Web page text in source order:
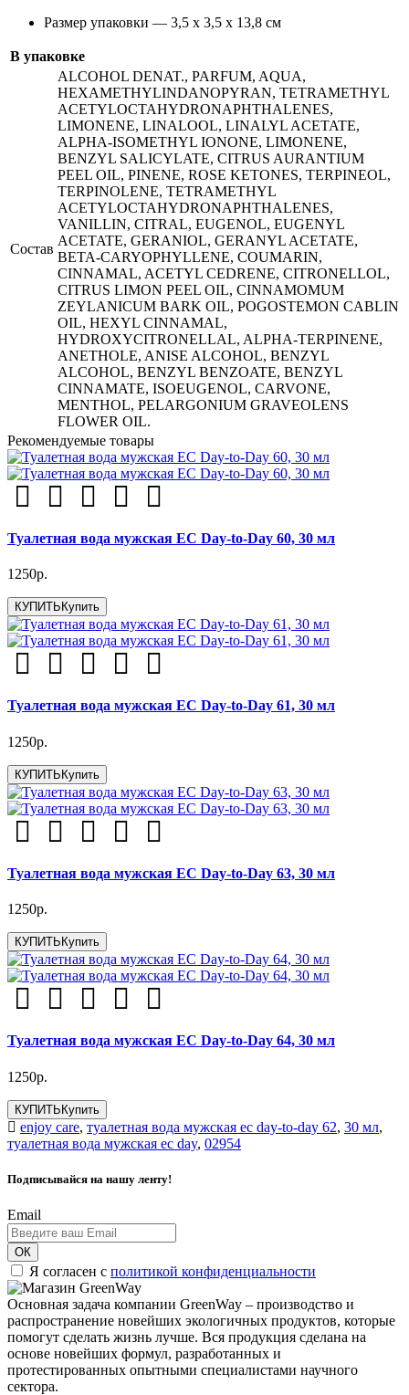
Размер упаковки — 3,5 х 3,5 х 13,8 см
В упаковке
Состав
ALCOHOL DENAT., PARFUM, AQUA,
HEXAMETHYLINDANOPYRAN, TETRAMETHYL
ACETYLOCTAHYDRONAPHTHALENES,
LIMONENE, LINALOOL, LINALYL ACETATE,
ALPHA-ISOMETHYL IONONE, LIMONENE,
BENZYL SALICYLATE, CITRUS AURANTIUM
PEEL OIL, PINENE, ROSE KETONES, TERPINEOL,
TERPINOLENE, TETRAMETHYL
ACETYLOCTAHYDRONAPHTHALENES,
VANILLIN, CITRAL, EUGENOL, EUGENYL
ACETATE, GERANIOL, GERANYL ACETATE,
BETA-CARYOPHYLLENE, COUMARIN,
CINNAMAL, ACETYL CEDRENE, CITRONELLOL,
CITRUS LIMON PEEL OIL, CINNAMOMUM
ZEYLANICUM BARK OIL, POGOSTEMON CABLIN
OIL, HEXYL CINNAMAL,
HYDROXYCITRONELLAL, ALPHA-TERPINENE,
ANETHOLE, ANISE ALCOHOL, BENZYL
ALCOHOL, BENZYL BENZOATE, BENZYL
CINNAMATE, ISOEUGENOL, CARVONE,
MENTHOL, PELARGONIUM GRAVEOLENS
FLOWER OIL.
Рекомендуемые товары
Туалетная вода мужская EC Day-to-Day 60, 30 мл
1250р.
КУПИТЬ Купить
Туалетная вода мужская EC Day-to-Day 61, 30 мл
1250р.
КУПИТЬКупить
Туалетная вода мужская EC Day-to-Day 63, 30 мл
1250р.
КУПИТЬ Купить
Туалетная вода мужская EC Day-to-Day 64, 30 мл
1250р.
КУПИТЬКупить
enjoy care, туалетная вода мужская ec day-to-day 62, 30 мл,
туалетная вода мужская ec day, 02954
Подписывайся на нашу ленту!
Email
ОК
Я согласен с политикой конфиденциальности
Основная задача компании GreenWay – производство и
распространение новейших экологичных продуктов, которые
помогут сделать жизнь лучше. Вся продукция сделана на
основе новейших формул, разработанных и
протестированных опытными специалистами научного
сектора.